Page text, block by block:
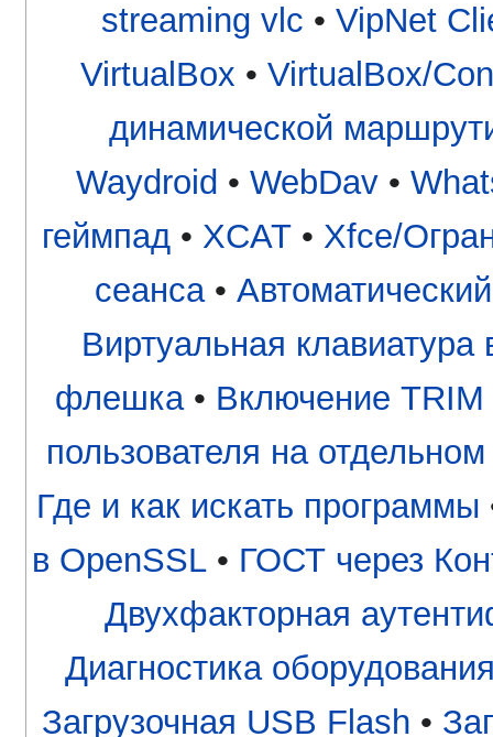
streaming vlc • VipNet
VirtualBox • VirtualBox/
динамической
Waydroid • WebDav •
геймпад• XCAT• Xfce/
сеанса•
Виртуальная клавиатура
флешка• Включение
пользователя на
Где и как искать программы
в OpenSSL • ГОСТ через
Двухфакторная
Диагностика
Загрузочная USB Flash •